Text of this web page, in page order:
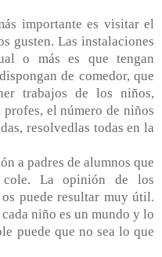
importante es visitar el
gusten. Las instalaciones
o más es que tengan
de comedor, que
trabajos de los niños,
el número de niños
resolvedlas todas en la
a padres de alumnos que
La opinión de los
puede resultar muy útil.
niño es un mundo y lo
puede que no sea lo que